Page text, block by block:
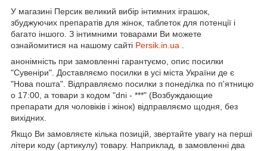
У магазині Персик великий вибір інтимних іграшок,
збуджуючих препаратів для жінок, таблеток для потенції і
багато іншого. З інтимними товарами Ви можете
ознайомитися на нашому сайті Persik.in.ua
анонімність при замовленні гарантуємо, опис посилки
"Сувеніри". Доставляємо посилки в усі міста України де є
"Нова пошта". Відправляємо посилки з понеділка по п'ятницю
о 17:00, а товари з кодом "dni - ***" (Возбуждающие
препарати для чоловіків і жінок) відправляємо щодня, без
вихідних.
Якщо Ви замовляєте кілька позицій, звертайте увагу на перші
літери коду (артикулу) товару. Наприклад, в замовленні два